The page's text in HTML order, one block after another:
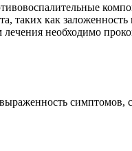
таких как
необходимо